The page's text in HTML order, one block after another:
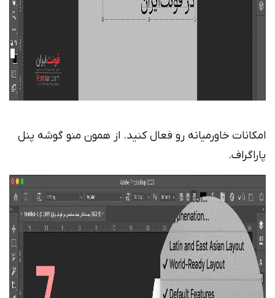
امکانات خاورمیانه رو فعال کنید. از همون منو گوشه پنل
پاراگراف.